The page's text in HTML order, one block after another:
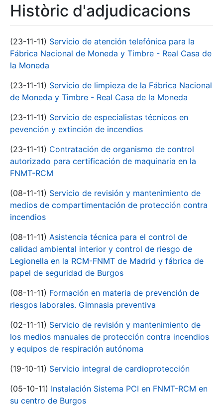
Històric d'adjudicacions
(23-11-11) Servicio de atención telefónica para la
Fábrica Nacional de Moneda y Timbre - Real Casa de
la Moneda
(23-11-11) Servicio de limpieza de la Fábrica Nacional
de Moneda y Timbre - Real Casa de la Moneda
(23-11-11) Servicio de especialistas técnicos en
pevención y extinción de incendios
(23-11-11) Contratación de organismo de control
autorizado para certificación de maquinaria en la
FNMT-RCM
(08-11-11) Servicio de revisión y mantenimiento de
medios de compartimentación de protección contra
incendios
(08-11-11) Asistencia técnica para el control de
calidad ambiental interior y control de riesgo de
Legionella en la RCM-FNMT de Madrid y fábrica de
papel de seguridad de Burgos
(08-11-11) Formación en materia de prevención de
riesgos laborales. Gimnasia preventiva
(02-11-11) Servicio de revisión y mantenimiento de
los medios manuales de protección contra incendios
y equipos de respiración autónoma
(19-10-11) Servicio integral de cardioprotección
(05-10-11) Instalación Sistema PCI en FNMT-RCM en
su centro de Burgos